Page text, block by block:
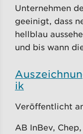
Unternehmen
geeinigt, dass
hellblau
und bis wann
ik
Veröffentlicht
AB InBev,